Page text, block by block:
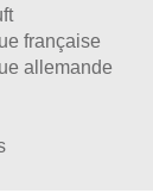
française
allemande